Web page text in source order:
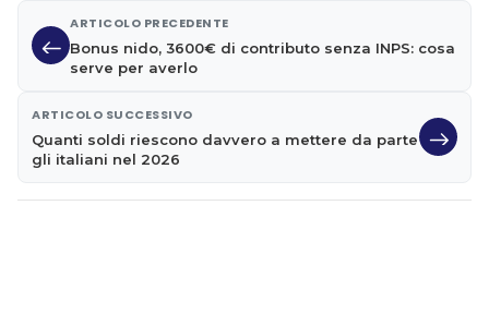
ARTICOLO PRECEDENTE
Bonus nido, 3600€ di contributo senza INPS: cosa
serve per averlo
ARTICOLO SUCCESSIVO
Quanti soldi riescono davvero a mettere da parte
gli italiani nel 2026